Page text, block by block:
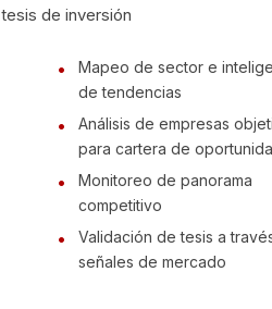
tesis de inversión
Mapeo de sector e
de tendencias
Análisis de empresas
para cartera de
Monitoreo de panorama
competitivo
Validación de tesis a
señales de mercado